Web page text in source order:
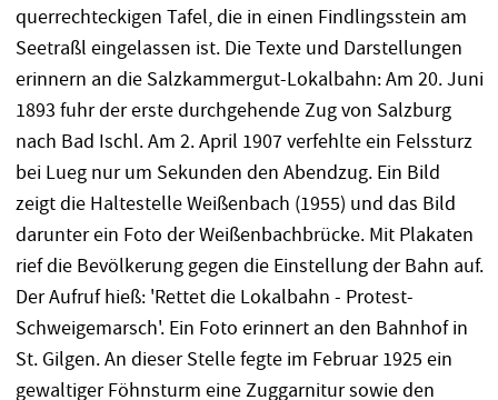
querrechteckigen Tafel, die in einen Findlingsstein am
Seetraßl eingelassen ist. Die Texte und Darstellungen
erinnern an die Salzkammergut-Lokalbahn: Am 20. Juni
1893 fuhr der erste durchgehende Zug von Salzburg
nach Bad Ischl. Am 2. April 1907 verfehlte ein Felssturz
bei Lueg nur um Sekunden den Abendzug. Ein Bild
zeigt die Haltestelle Weißenbach (1955) und das Bild
darunter ein Foto der Weißenbachbrücke. Mit Plakaten
rief die Bevölkerung gegen die Einstellung der Bahn auf.
Der Aufruf hieß: 'Rettet die Lokalbahn - Protest-
Schweigemarsch'. Ein Foto erinnert an den Bahnhof in
St. Gilgen. An dieser Stelle fegte im Februar 1925 ein
gewaltiger Föhnsturm eine Zuggarnitur sowie den